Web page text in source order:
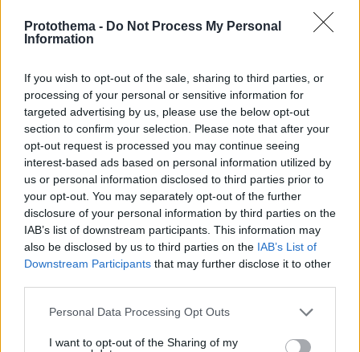
Protothema - Do Not Process My Personal
Information
If you wish to opt-out of the sale, sharing to third parties, or
processing of your personal or sensitive information for
targeted advertising by us, please use the below opt-out
section to confirm your selection. Please note that after your
opt-out request is processed you may continue seeing
interest-based ads based on personal information utilized by
us or personal information disclosed to third parties prior to
your opt-out. You may separately opt-out of the further
disclosure of your personal information by third parties on the
IAB’s list of downstream participants. This information may
also be disclosed by us to third parties on the IAB’s List of
Downstream Participants that may further disclose it to other
Please note that this website/app uses one or more Google
not limited to your visit or usage behaviour. You may click to
Personal Data Processing Opt Outs
I want to opt-out of the Sharing of my
Χόρχε Μέσι: Ο εργάτης από το Ροσάριο που πήρε
τον 13χρονο Λιονέλ από το χέρι και άλλαξε την